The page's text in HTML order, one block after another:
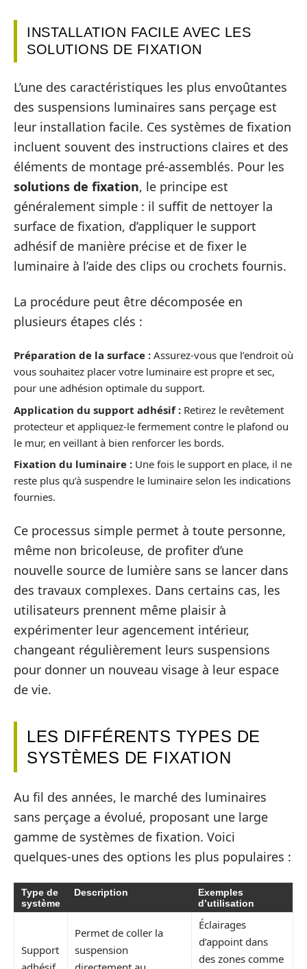
INSTALLATION FACILE AVEC LES
SOLUTIONS DE FIXATION
L’une des caractéristiques les plus envoûtantes
des suspensions luminaires sans perçage est
leur installation facile. Ces systèmes de fixation
incluent souvent des instructions claires et des
éléments de montage pré-assemblés. Pour les
solutions de fixation, le principe est
généralement simple : il suffit de nettoyer la
surface de fixation, d’appliquer le support
adhésif de manière précise et de fixer le
luminaire à l’aide des clips ou crochets fournis.
La procédure peut être décomposée en
plusieurs étapes clés :
Préparation de la surface : Assurez-vous que l’endroit où
vous souhaitez placer votre luminaire est propre et sec,
pour une adhésion optimale du support.
Application du support adhésif : Retirez le revêtement
protecteur et appliquez-le fermement contre le plafond ou
le mur, en veillant à bien renforcer les bords.
Fixation du luminaire : Une fois le support en place, il ne
reste plus qu’à suspendre le luminaire selon les indications
fournies.
Ce processus simple permet à toute personne,
même non bricoleuse, de profiter d’une
nouvelle source de lumière sans se lancer dans
des travaux complexes. Dans certains cas, les
utilisateurs prennent même plaisir à
expérimenter leur agencement intérieur,
changeant régulièrement leurs suspensions
pour donner un nouveau visage à leur espace
de vie.
LES DIFFÉRENTS TYPES DE
SYSTÈMES DE FIXATION
Au fil des années, le marché des luminaires
sans perçage a évolué, proposant une large
gamme de systèmes de fixation. Voici
quelques-unes des options les plus populaires :
Type de
système
Description
Exemples
d’utilisation
Support
Permet de coller la
suspension
Éclairages
d’appoint dans
des zones comme